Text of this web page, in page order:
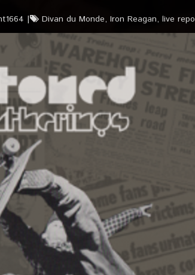
Divan du Monde, Iron Reagan, live